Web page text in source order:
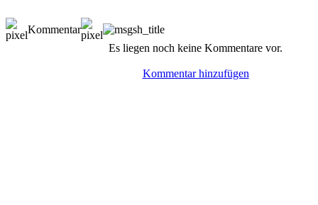
Kommentar
Es liegen noch keine Kommentare vor.
Kommentar hinzufügen